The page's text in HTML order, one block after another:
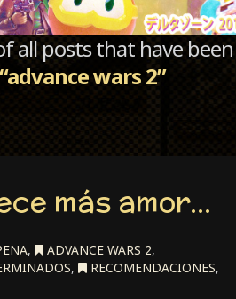
all posts that have been
“advance wars 2”
más amor…
, ADVANCE WARS 2,
, RECOMENDACIONES,